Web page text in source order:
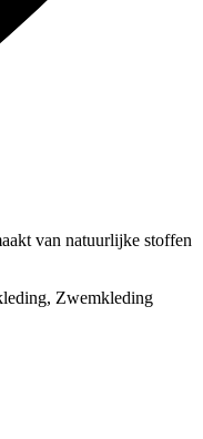
van natuurlijke stoffen
Zwemkleding